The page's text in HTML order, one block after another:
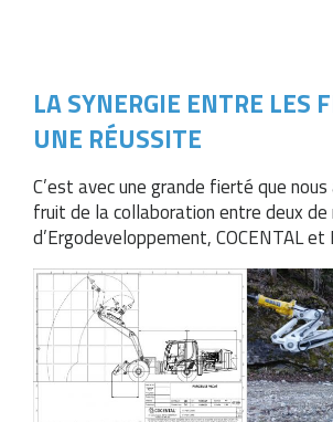
LA SYNERGIE ENTRE LES
UNE RÉUSSITE
C’est avec une grande fierté que nous
fruit de la collaboration entre deux
d’Ergodeveloppement, COCENTAL et